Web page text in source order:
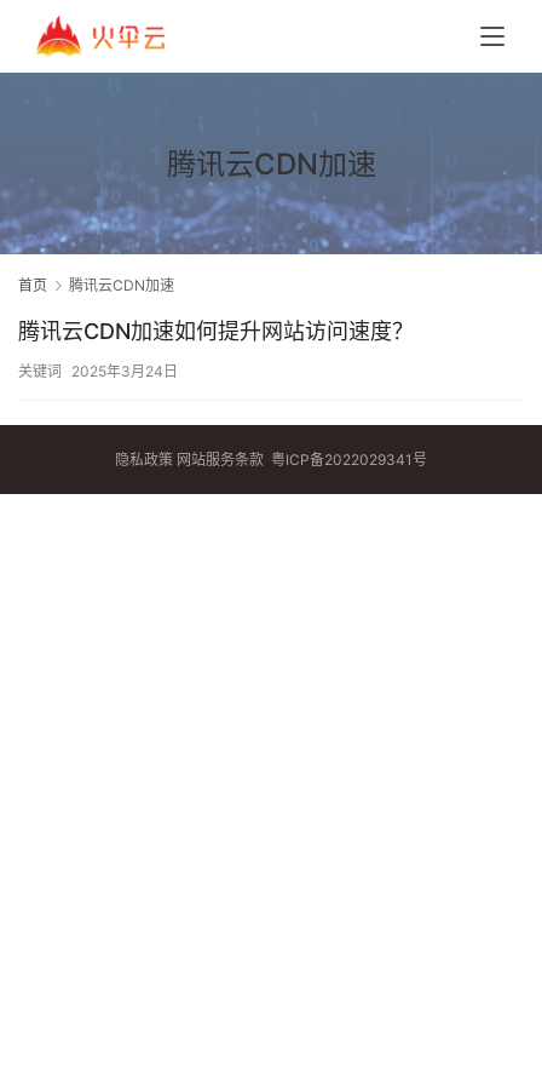
腾讯云CDN加速
首页 腾讯云CDN加速
腾讯云CDN加速如何提升网站访问速度？
关键词 2025年3月24日
隐私政策 网站服务条款 粤ICP备2022029341号